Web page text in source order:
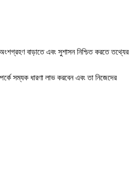
বাড়াতে এবং সুশাসন নিশ্চিত করতে তথ্যের
সম্যক ধারণা লাভ করবেন এবং তা নিজেদের